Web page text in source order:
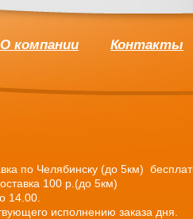
О компании Контакты
по Челябинску (до 5км)
100 р.(до 5км)
14.00.
исполнению заказа дня.